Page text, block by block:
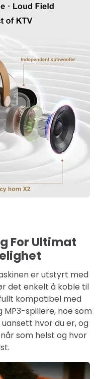
For Ultimat
er utstyrt med
det enkelt å koble til
kompatibel med
spillere, noe som
hvor du er, og
som helst og hvor